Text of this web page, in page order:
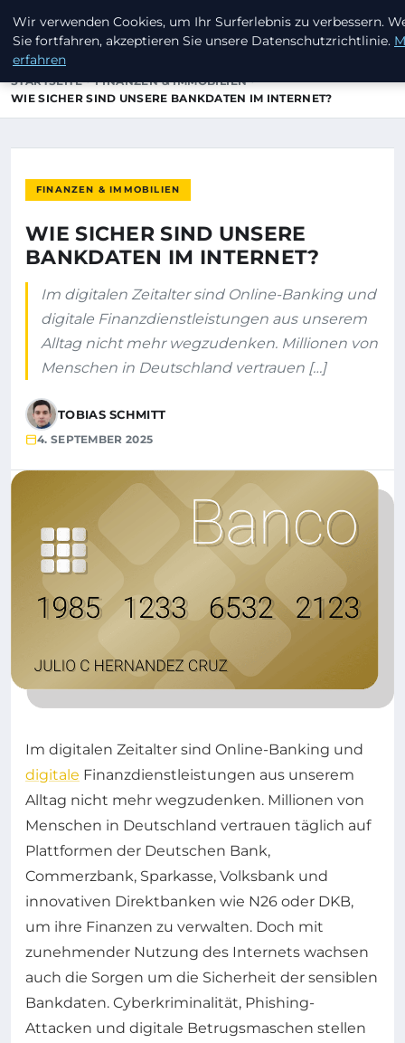
INVESTORENKAPITAL24
STARTSEITE
FINANZEN & IMMOBILIEN
WIE SICHER SIND UNSERE BANKDATEN IM INTERNET?
FINANZEN & IMMOBILIEN
WIE SICHER SIND UNSERE
BANKDATEN IM INTERNET?
Im digitalen Zeitalter sind Online-Banking und
digitale Finanzdienstleistungen aus unserem
Alltag nicht mehr wegzudenken. Millionen von
Menschen in Deutschland vertrauen […]
TOBIAS SCHMITT
4. SEPTEMBER 2025
Im digitalen Zeitalter sind Online-Banking und
digitale Finanzdienstleistungen aus unserem
Alltag nicht mehr wegzudenken. Millionen von
Menschen in Deutschland vertrauen täglich auf
Plattformen der Deutschen Bank,
Commerzbank, Sparkasse, Volksbank und
innovativen Direktbanken wie N26 oder DKB,
um ihre Finanzen zu verwalten. Doch mit
zunehmender Nutzung des Internets wachsen
auch die Sorgen um die Sicherheit der sensiblen
Bankdaten. Cyberkriminalität, Phishing-
Attacken und digitale Betrugsmaschen stellen
Wir verwenden Cookies, um Ihr Surferlebnis zu verbessern.
Sie fortfahren, akzeptieren Sie unsere Datenschutzrichtlinie.
erfahren